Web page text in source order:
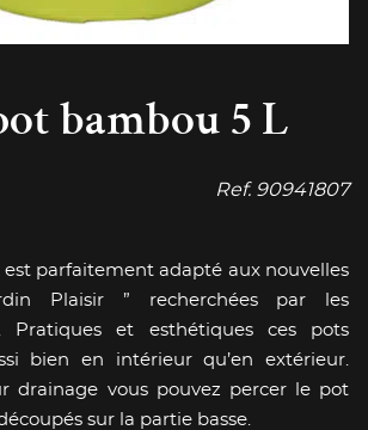
bambou 5 L
Ref. 90941807
est parfaitement adapté aux nouvelles
Plaisir ” recherchées par les
Pratiques et esthétiques ces pots
bien en intérieur qu’en extérieur.
drainage vous pouvez percer le pot
sur la partie basse.